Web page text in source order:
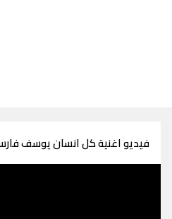
فيديو اغنية كل انسان يوسف